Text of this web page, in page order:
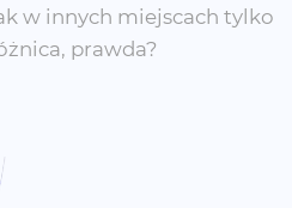
w innych miejscach tylko
prawda?